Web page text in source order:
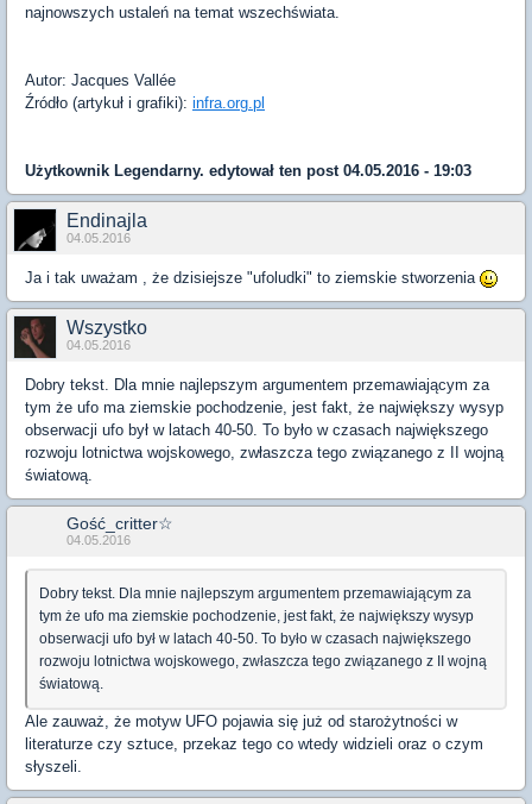
najnowszych ustaleń na temat wszechświata.
Autor: Jacques Vallée
Źródło (artykuł i grafiki): infra.org.pl
Użytkownik Legendarny. edytował ten post 04.05.2016 - 19:03
Endinajla
04.05.2016
Ja i tak uważam , że dzisiejsze "ufoludki" to ziemskie stworzenia
Wszystko
04.05.2016
Dobry tekst. Dla mnie najlepszym argumentem przemawiającym za
tym że ufo ma ziemskie pochodzenie, jest fakt, że największy wysyp
obserwacji ufo był w latach 40-50. To było w czasach największego
rozwoju lotnictwa wojskowego, zwłaszcza tego związanego z II wojną
światową.
Gość_critter☆
04.05.2016
Dobry tekst. Dla mnie najlepszym argumentem przemawiającym za
tym że ufo ma ziemskie pochodzenie, jest fakt, że największy wysyp
obserwacji ufo był w latach 40-50. To było w czasach największego
rozwoju lotnictwa wojskowego, zwłaszcza tego związanego z II wojną
światową.
Ale zauważ, że motyw UFO pojawia się już od starożytności w
literaturze czy sztuce, przekaz tego co wtedy widzieli oraz o czym
słyszeli.